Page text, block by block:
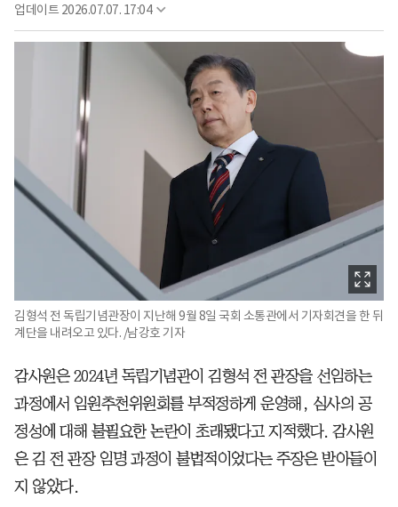
업데이트 2026.07.07. 17:04
김형석 전 독립기념관장이 지난해 9월 8일 국회 소통관에서 기자회견을 한 뒤
계단을 내려오고 있다. /남강호 기자
감사원은 2024년 독립기념관이 김형석 전 관장을 선임하는
과정에서 임원추천위원회를 부적정하게 운영해, 심사의 공
정성에 대해 불필요한 논란이 초래됐다고 지적했다. 감사원
은 김 전 관장 임명 과정이 불법적이었다는 주장은 받아들이
지 않았다.